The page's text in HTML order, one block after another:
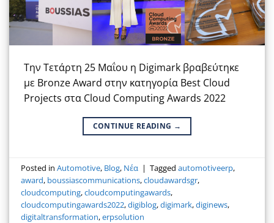
Την Τετάρτη 25 Μαΐου η Digimark βραβεύτηκε
με Bronze Award στην κατηγορία Best Cloud
Projects στα Cloud Computing Awards 2022
CONTINUE READING →
Posted inAutomotive, Blog, Νέα | Taggedautomotiveerp,
award, boussiascommunications,cloudawardsgr,
cloudcomputing,cloudcomputingawards,
cloudcomputingawards2022,digiblog,digimark,diginews,
digitaltransformation,erpsolution